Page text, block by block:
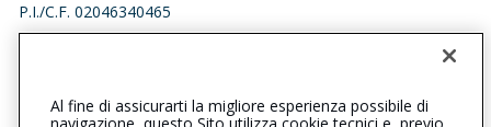
P.I./C.F. 02046340465
VIALE CASTRUCCIO CASTRACANI 276/D, 55100 LUCCA (LU)
0583953352 0583306091
Al fine di assicurarti la migliore esperienza possibile di